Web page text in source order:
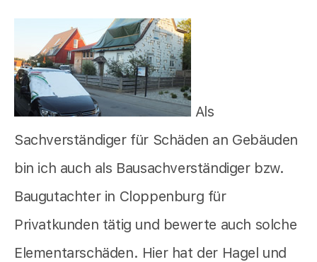
Als
Sachverständiger für Schäden an Gebäuden
bin ich auch als Bausachverständiger bzw.
Baugutachter in Cloppenburg für
Privatkunden tätig und bewerte auch solche
Elementarschäden. Hier hat der Hagel und